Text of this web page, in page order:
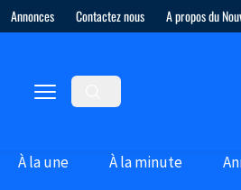
Annonces Contactez nous A propos du
À la une À la minute